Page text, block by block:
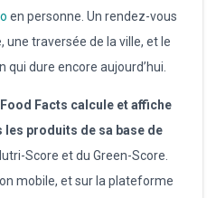
en personne. Un rendez-vous
une traversée de la ville, et le
qui dure encore aujourd’hui.
Facts calcule et affiche
produits de sa base de
Score et du Green-Score.
mobile, et sur la plateforme